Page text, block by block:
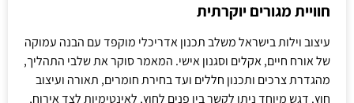
חוויית מגורים יוקרתית
עיצוב וילות בישראל משלב תכנון אדריכלי מוקפד עם הבנה עמוקה
של אורח חיים, אקלים וסגנון אישי. המאמר סוקר את שלבי התהליך,
מהגדרת צרכים ותכנון חללים ועד בחירת חומרים, תאורה ועיצוב
חוץ. דגש מיוחד ניתן לקשר בין פנים לחוץ, לאינטימיות לצד אירוח,